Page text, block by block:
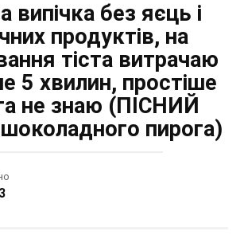
випічка без яєць і
продуктів, на
тіста витрачаю
5 хвилин, простіше
не знаю (ПІСНИЙ
пирога)